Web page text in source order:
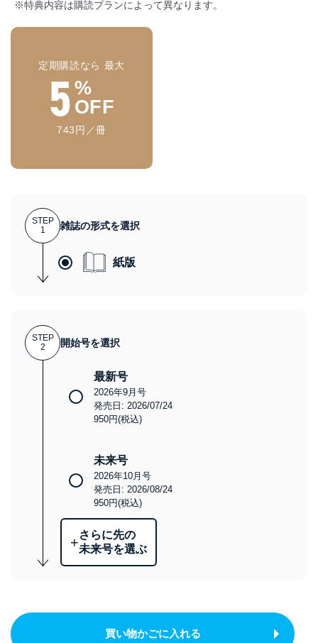
※特典内容は購読プランによって異なります。
定期購読なら 最大
5 %
OFF
743円／冊
STEP
1
雑誌の形式を選択
紙版
STEP
2
開始号を選択
最新号
2026年9月号
発売日: 2026/07/24
950円(税込)
未来号
2026年10月号
発売日: 2026/08/24
950円(税込)
+さらに先の
未来号を選ぶ
買い物かごに入れる